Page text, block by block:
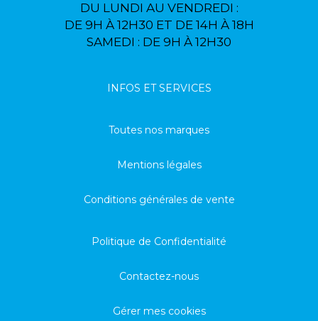
DU LUNDI AU VENDREDI :
DE 9H À 12H30 ET DE 14H À 18H
SAMEDI : DE 9H À 12H30
INFOS ET SERVICES
Toutes nos marques
Mentions légales
Conditions générales de vente
Politique de Confidentialité
Contactez-nous
Gérer mes cookies